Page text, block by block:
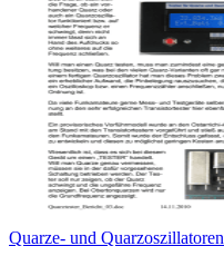
Quarze- und Quarzoszillatoren